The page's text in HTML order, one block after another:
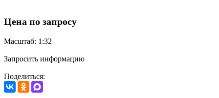
Цена по запросу
Масштаб: 1:32
Запросить информацию
Поделиться: